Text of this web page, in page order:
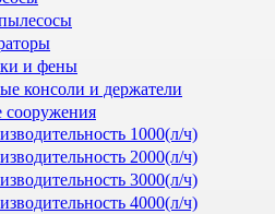
и фены
консоли и держатели
1000(л/ч)
2000(л/ч)
3000(л/ч)
4000(л/ч)